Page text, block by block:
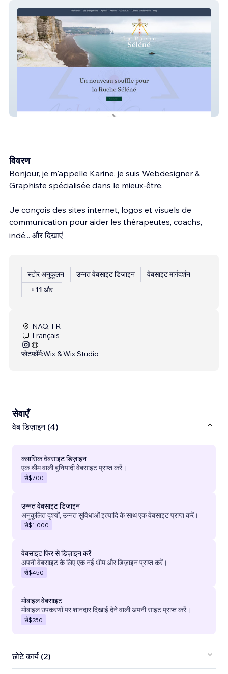
La Ruche Séléné
विवरण
Bonjour, je m'appelle Karine, je suis Webdesigner &
Graphiste spécialisée dans le mieux-être.
Je conçois des sites internet, logos et visuels de
communication pour aider les thérapeutes, coachs,
indé... और दिखाएं
स्टोर अनुकूलन उन्नत वेबसाइट डिज़ाइन
वेबसाइट मार्गदर्शन
+11 और
NAQ, FR
Français
प्लेटफ़ॉर्म:Wix & Wix Studio
सेवाएँ
वेब डिज़ाइन (4)
क्लासिक वेबसाइट डिज़ाइन
एक थीम वाली बुनियादी वेबसाइट प्राप्त करें।
से$700
उन्नत वेबसाइट डिज़ाइन
अनुकूलित दृश्यों, उन्नत सुविधाओं इत्यादि के साथ एक वेबसाइट प्राप्त करें।
से$1,000
वेबसाइट फिर से डिज़ाइन करें
अपनी वेबसाइट के लिए एक नई थीम और डिज़ाइन प्राप्त करें।
से$450
मोबाइल वेबसाइट
मोबाइल उपकरणों पर शानदार दिखाई देने वाली अपनी साइट प्राप्त करें।
से$250
छोटे कार्य (2)